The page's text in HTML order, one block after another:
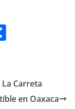
p
ar
Carreta
en Oaxaca